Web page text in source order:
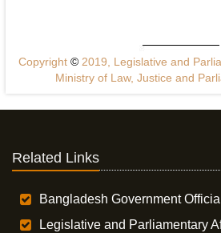
Copyright ©2019, Legislative and
Ministry of Law, Justice and
Related Links
Bangladesh Government
Legislative and Parliamentary